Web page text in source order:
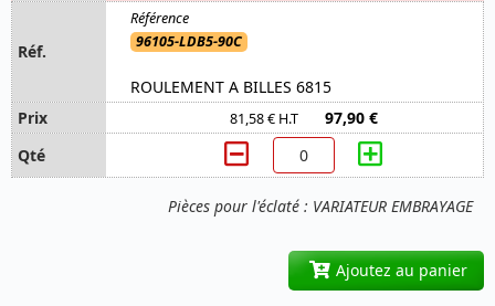
Pièces pour l'éclaté : VARIATEUR EMBRAYAGE
96105-LDB5-90C
ROULEMENT A BILLES 6815
81,58 € H.T 97,90 €
Ajoutez au panier